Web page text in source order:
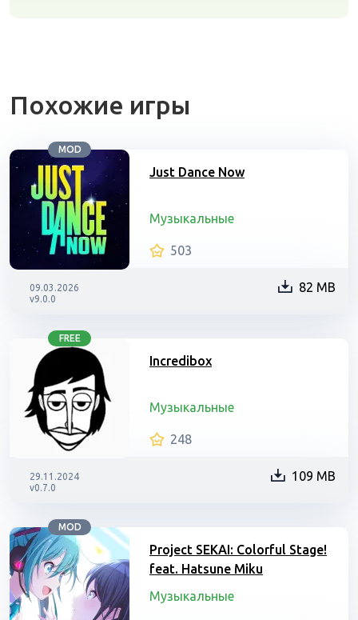
Похожие игры
MOD
Just Dance Now
Музыкальные
503
09.03.2026
v9.0.0
82 MB
FREE
Incredibox
Музыкальные
248
29.11.2024
v0.7.0
109 MB
MOD
Project SEKAI: Colorful Stage!
feat. Hatsune Miku
Музыкальные